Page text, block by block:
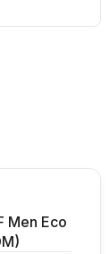
Men Eco